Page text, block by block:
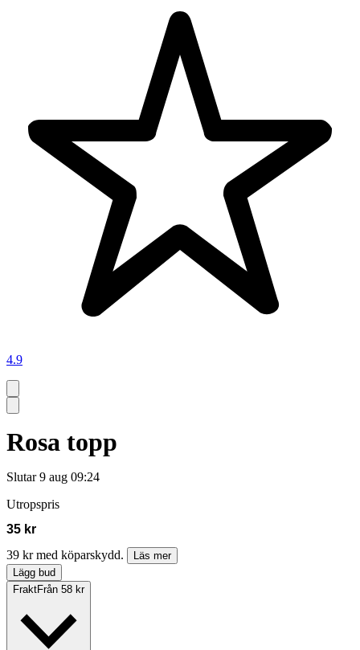
4.9
Rosa topp
Slutar 9 aug 09:24
Utropspris
35 kr
39 kr med köparskydd.
Läs mer
Lägg bud
FraktFrån 58 kr